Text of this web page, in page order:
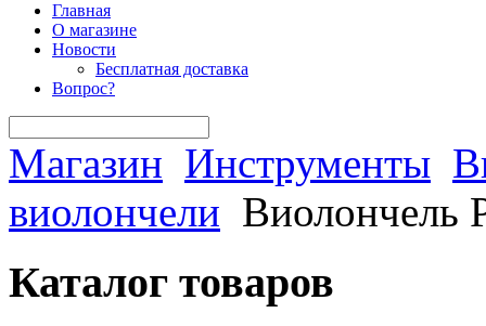
Главная
О магазине
Новости
Бесплатная доставка
Вопрос?
Магазин Инструменты
виолончели Виолончель
Каталог товаров